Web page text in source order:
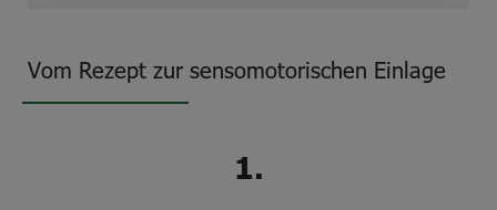
Vom Rezept zur sensomotorischen Einlage
1.